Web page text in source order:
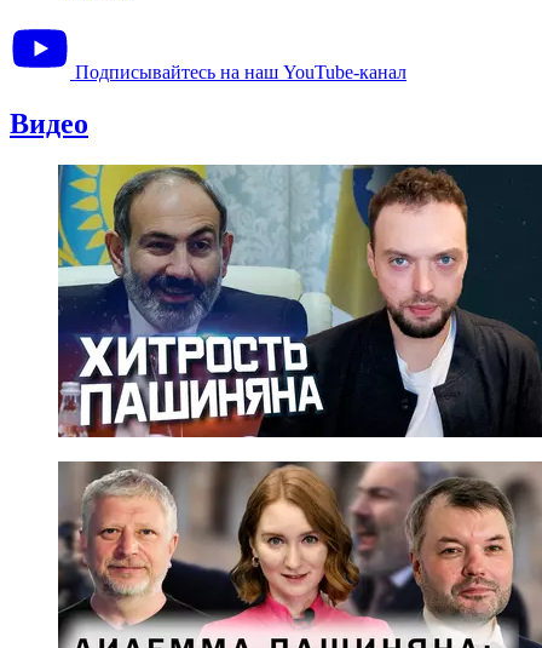
Подписывайтесь на наш YouTube-канал
Видео